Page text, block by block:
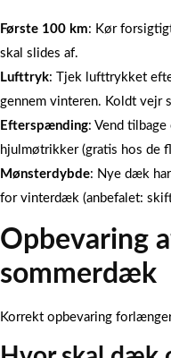
Første 100 km: Kør
skal slides af.
Lufttryk: Tjek lufttrykket
gennem vinteren. Koldt vejr
Efterspænding: Vend
hjulmøtrikker (gratis hos de
Mønsterdybde: Nye dæk
for vinterdæk (anbefalet:
Opbevaring
sommerdæk
Korrekt opbevaring